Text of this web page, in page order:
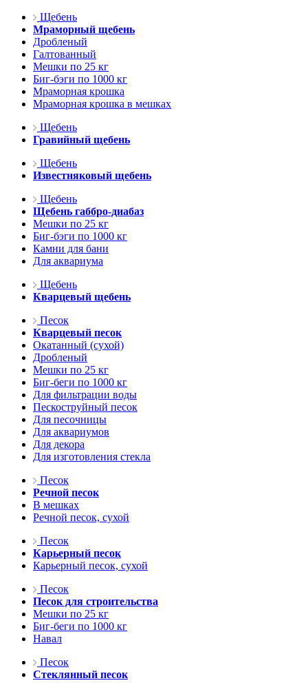
Щебень
Мраморный щебень
Дробленый
Галтованный
Мешки по 25 кг
Биг-бэги по 1000 кг
Мраморная крошка
Мраморная крошка в мешках
Щебень
Гравийный щебень
Щебень
Известняковый щебень
Щебень
Щебень габбро-диабаз
Мешки по 25 кг
Биг-бэги по 1000 кг
Камни для бани
Для аквариума
Щебень
Кварцевый щебень
Песок
Кварцевый песок
Окатанный (сухой)
Дробленый
Мешки по 25 кг
Биг-беги по 1000 кг
Для фильтрации воды
Пескоструйный песок
Для песочницы
Для аквариумов
Для декора
Для изготовления стекла
Песок
Речной песок
В мешках
Речной песок, сухой
Песок
Карьерный песок
Карьерный песок, сухой
Песок
Песок для строительства
Мешки по 25 кг
Биг-беги по 1000 кг
Навал
Песок
Стеклянный песок